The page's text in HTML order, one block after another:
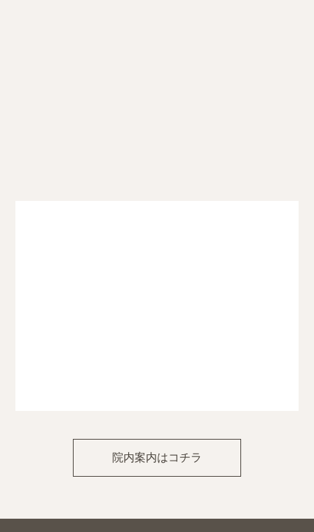
院内案内はコチラ